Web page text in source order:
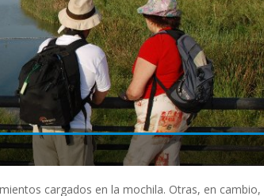
cargados en la mochila. Otras, en cambio,